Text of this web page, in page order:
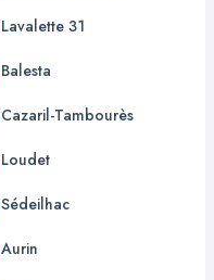
Lavalette 31
Balesta
Cazaril-Tambourès
Loudet
Sédeilhac
Aurin